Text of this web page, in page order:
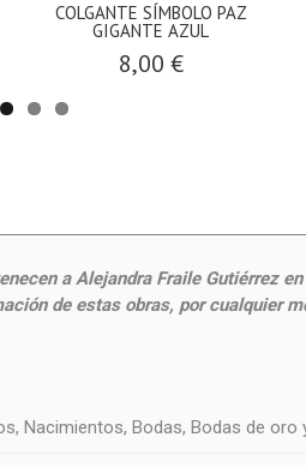
COLGANTE SÍMBOLO PAZ
GIGANTE AZUL
8,00 €
a Alejandra Fraile Gutiérrez
de estas obras, por cualquier
Nacimientos, Bodas, Bodas de oro